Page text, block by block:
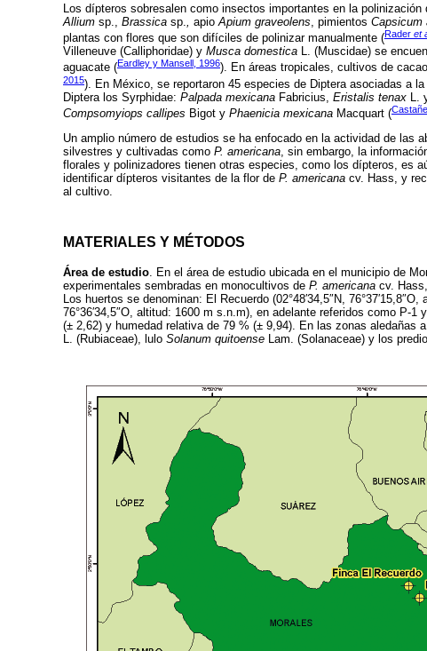
Los dípteros sobresalen como insectos importantes en la
Allium sp., Brassica sp. apio Apium graveolens , pimientos Capsicum
plantas con flores que son difíciles de polinizar manualmente (Rader et
Villeneuve (Calliphoridae) y Musca domestica L. (Muscidae) se
aguacate (Eardley y Mansell, 1996). En áreas tropicales, cultivos de
2015). En México, se reportaron 45 especies de Diptera asociadas a
Diptera los Syrphidae: Palpada mexicana Fabricius, Eristalis tenax L.
Compsomyiops callipes Bigot y Phaenicia mexicana Macquart (
Un amplio número de estudios se ha enfocado en la actividad de las
silvestres y cultivadas como P. americana, sin embargo, la
florales y polinizadores tienen otras especies, como los dípteros, es
identificar dípteros visitantes de la flor de P. americana cv. Hass, y
al cultivo.
MATERIALES Y MÉTODOS
Área de estudio . En el área de estudio ubicada en el municipio de
experimentales sembradas en monocultivos de P. americana cv.
Los huertos se denominan: El Recuerdo (02°48′34,5″N,
76°36′34,5″O, altitud: 1600 m s.n.m), en adelante referidos como P-
(± 2,62) y humedad relativa de 79 % (± 9,94). En las zonas aledañas
L. (Rubiaceae), lulo Solanum quitoense Lam. (Solanaceae) y los